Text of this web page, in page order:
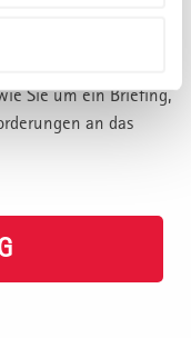
Sie um ein Briefing,
an das